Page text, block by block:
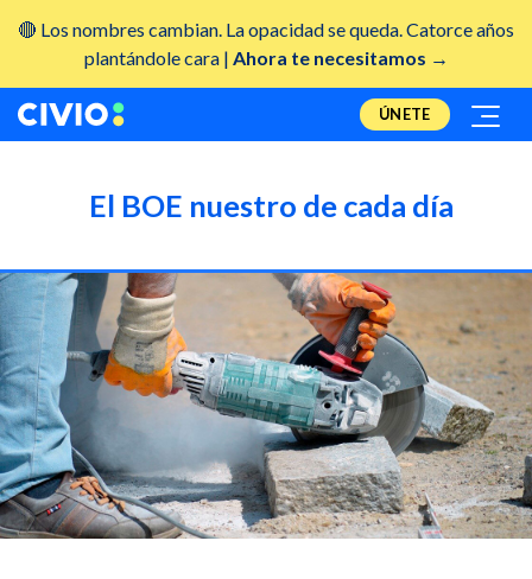
🔴 Los nombres cambian. La opacidad se queda. Catorce años
plantándole cara | Ahora te necesitamos →
ÚNETE
El BOE nuestro de cada día